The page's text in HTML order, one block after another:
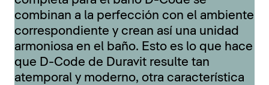
combinan a la perfección con el ambiente
correspondiente y crean así una unidad
armoniosa en el baño. Esto es lo que hace
que D-Code de Duravit resulte tan
atemporal y moderno, otra característica